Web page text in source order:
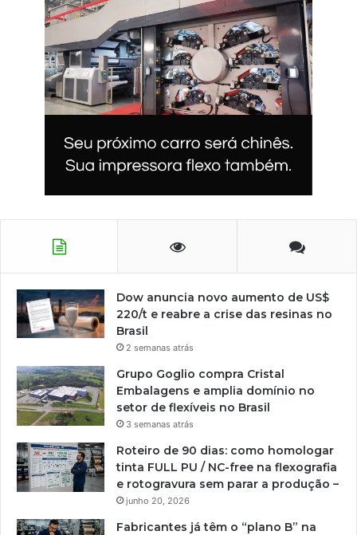
Dow anuncia novo aumento de US$
220/t e reabre a crise das resinas no
Brasil
2 semanas atrás
Grupo Goglio compra Cristal
Embalagens e amplia domínio no
setor de flexíveis no Brasil
3 semanas atrás
Roteiro de 90 dias: como homologar
tinta FULL PU / NC-free na flexografia
e rotogravura sem parar a produção –
junho 20, 2026
Fabricantes já têm o “plano B” na